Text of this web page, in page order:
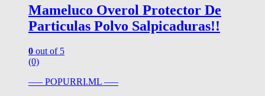
Mameluco Overol Protector De
Particulas Polvo Salpicaduras!!
0 out of 5
(0)
—– POPURRI.ML —–